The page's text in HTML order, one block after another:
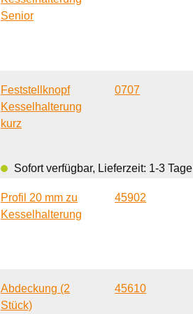
Senior
Feststellknopf
Kesselhalterung
kurz
Sofort verfügbar, Lieferzeit: 1-3 Tage
0707
Profil 20 mm zu
Kesselhalterung
45902
Abdeckung (2
Stück)
45610